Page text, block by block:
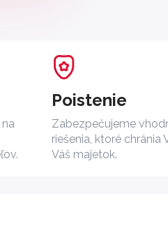
Poistenie
Zabezpečujeme
riešenia, ktoré chránia
Váš majetok.